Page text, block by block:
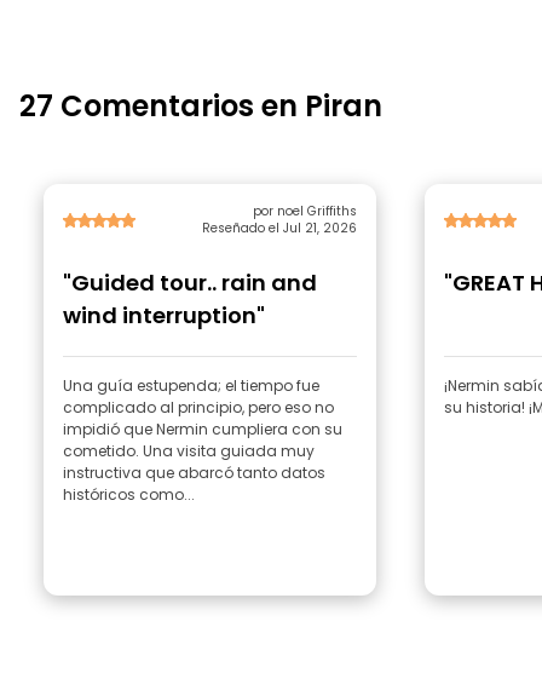
27 Comentarios en Piran
por noel Griffiths
Reseñado el Jul 21, 2026
"Guided tour.. rain and
wind interruption"
Una guía estupenda; el tiempo fue
complicado al principio, pero eso no
impidió que Nermin cumpliera con su
cometido. Una visita guiada muy
instructiva que abarcó tanto datos
históricos como...
"GREAT
¡Nermin
su historia!